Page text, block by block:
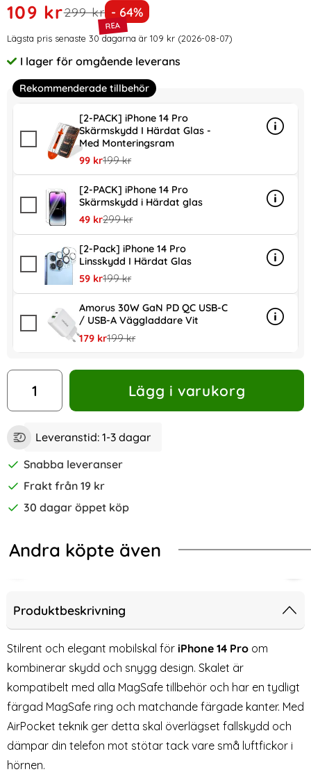
rea pris
109 krtidigare pris
299 kr Priset är nedsatt med
- 64%
Prishistorik
Lägsta pris senaste 30 dagarna är 109 kr (2026-08-07)
Tillgänglighet:
I lager för omgående leverans
Rekommenderade tillbehör
[2-PACK] iPhone 14 Pro
Skärmskydd I Härdat Glas -
Med Monteringsram
rea pris
99 krtidigare pris
199 kr
Info
mer
[2-PACK] iPhone 14 Pro
Skärmskydd i Härdat glas
rea pris
49 krtidigare pris
299 kr
Info
mer
[2-Pack] iPhone 14 Pro
Linsskydd I Härdat Glas
rea pris
59 krtidigare pris
199 kr
Info
mer
Amorus 30W GaN PD QC USB-C
/ USB-A Väggladdare Vit
rea pris
179 krtidigare pris
199 kr
Info
mer
antal
Lägg i varukorg
Leveranstid: 1-3 dagar
Snabba leveranser
Frakt från 19 kr
30 dagar öppet köp
Andra köpte även
i Härdat Glas
iPhone 14 Pro Fodral Med Magnetisk Stängning Röd
[2-PACK] iPhone 14 Pro [2-
Produktbeskrivning
Stilrent och elegant mobilskal för iPhone 14 Pro om
kombinerar skydd och snygg design. Skalet är
kompatibelt med alla MagSafe tillbehör och har en tydligt
färgad MagSafe ring och matchande färgade kanter. Med
AirPocket teknik ger detta skal överlägset fallskydd och
dämpar din telefon mot stötar tack vare små luftfickor i
hörnen.